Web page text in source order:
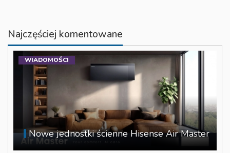
Najczęściej komentowane
Nowe jednostki ścienne Hisense Air Master
WIADOMOŚCI